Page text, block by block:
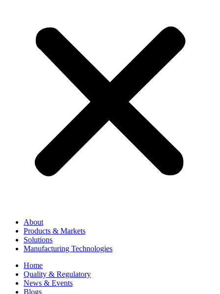
About
Products & Markets
Solutions
Manufacturing Technologies
Home
Quality & Regulatory
News & Events
Blogs